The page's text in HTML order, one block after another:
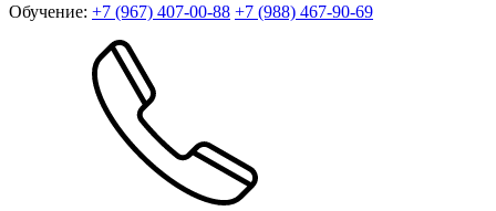
Обучение: +7 (967) 407-00-88 +7 (988) 467-90-69